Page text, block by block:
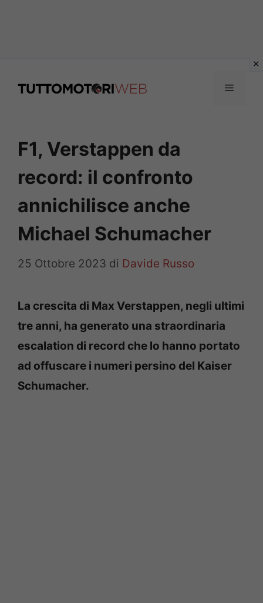
Menu
F1, Verstappen da
record: il confronto
annichilisce anche
Michael Schumacher
25 Ottobre 2023 di Davide Russo
La crescita di Max Verstappen, negli ultimi
tre anni, ha generato una straordinaria
escalation di record che lo hanno portato
ad offuscare i numeri persino del Kaiser
Schumacher.